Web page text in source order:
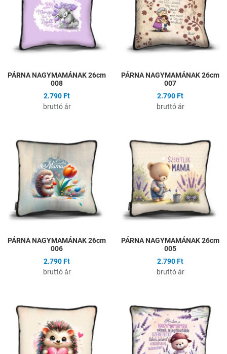
Gyors nézet
PÁRNA NAGYMAMÁNAK 26cm
008
2.790 Ft
bruttó ár
PÁRNA NAGYMAMÁNAK 26cm
007
2.790 Ft
bruttó ár
Hozzáadás a kívánságlistához
Összehasonlítás
Gyors nézet
PÁRNA NAGYMAMÁNAK 26cm
006
2.790 Ft
bruttó ár
PÁRNA NAGYMAMÁNAK 26cm
005
2.790 Ft
bruttó ár
Hozzáadás a kívánságlistához
Összehasonlítás
Gyors nézet